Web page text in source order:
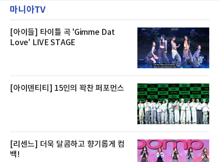
스 센터 사우나 2인 이용 혜택이 포함된다.특히
클럽 앰배서더 라운지
우 등이 포함됐다. 쿠팡은 올해 큰 크기의 전복
생산량이 늘어난 점을 반영해 주요 산지 상품을
전복은 산지에서 채취한 뒤 전국으로 직송되는
방식으로 운영된다. 신선도가 중요한 상품인 만
큼 이르면 다음 날 오전 배송이 가능하도록 물류
마니아TV
[아이들] 타이틀 곡 'Gimme Dat
Love' LIVE STAGE
[아이덴티티] 15인의 꽉찬 퍼포먼스
[리센느] 더욱 달콤하고 향기롭게 컴
백!